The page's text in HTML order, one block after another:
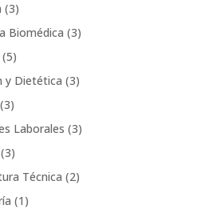
(3)
Biomédica (3)
(5)
y Dietética (3)
(3)
Laborales (3)
(3)
Técnica (2)
(1)